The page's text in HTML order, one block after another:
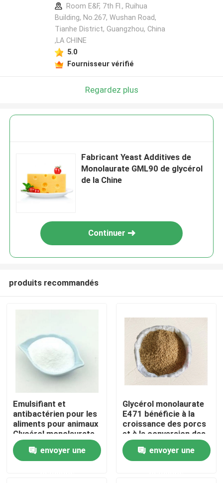
Maison
Produits
Room E&F, 7th Fl., Ruihua
Building, No.267, Wushan Road,
Tianhe District, Guangzhou, China
,LA CHINE
5.0
Fournisseur vérifié
Regardez plus
Fabricant Yeast Additives de
Monolaurate GML90 de glycérol
de la Chine
Continuer
produits recommandés
Emulsifiant et
antibactérien pour les
aliments pour animaux
Glycérol monolaurate
GML90 dans les
aliments pour animaux
envoyer une
Glycérol monolaurate
E471 bénéficie à la
croissance des porcs
et à la conversion des
aliments pour animaux
envoyer une